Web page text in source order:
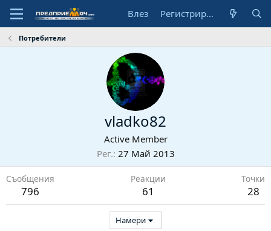
Влез Регистрирай се
Потребители
vladko82
Active Member
Рег. 27 Май 2013
Съобщения
796
Реакции
61
Точки
28
Намери